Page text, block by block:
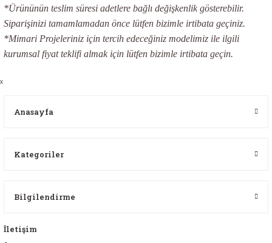
*Ürününün teslim süresi adetlere bağlı değişkenlik gösterebilir.
Siparişinizi tamamlamadan önce lütfen bizimle irtibata geçiniz.
*Mimari Projeleriniz için tercih edeceğiniz modelimiz ile ilgili
kurumsal fiyat teklifi almak için lütfen bizimle irtibata geçin.
x
Anasayfa
Kategoriler
Bilgilendirme
İletişim